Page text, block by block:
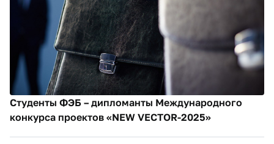
Студенты ФЭБ – дипломанты Международного
конкурса проектов «NEW VECTOR-2025»